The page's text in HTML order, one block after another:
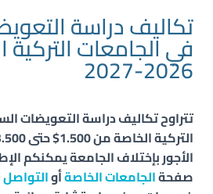
تكاليف دراسة
في الجامعات التركية
2026-2027
تتراوح تكاليف دراسةالتعويضات
الأجور بإختلاف الجامعة يمكنكم
صفحةالجامعات الخاصةأو